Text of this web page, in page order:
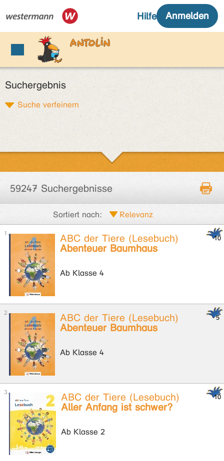
Suchergebnis
Suche verfeinern
59247 Suchergebnisse
Sortiert nach:
ABC der Tiere (Lesebuch)
Abenteuer Baumhaus
Ab Klasse 4
ABC der Tiere (Lesebuch)
Abenteuer Baumhaus
Ab Klasse 4
ABC der Tiere (Lesebuch)
Aller Anfang ist schwer?
Ab Klasse 2